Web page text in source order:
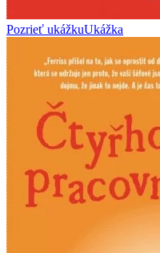
Pozrieť ukážkuUkážka